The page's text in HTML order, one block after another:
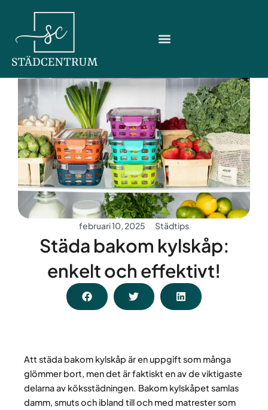
innehåll
februari 10, 2025 Städtips
Städa bakom kylskåp:
enkelt och effektivt!
Att städa bakom kylskåp är en uppgift som många
glömmer bort, men det är faktiskt en av de viktigaste
delarna av köksstädningen. Bakom kylskåpet samlas
damm, smuts och ibland till och med matrester som